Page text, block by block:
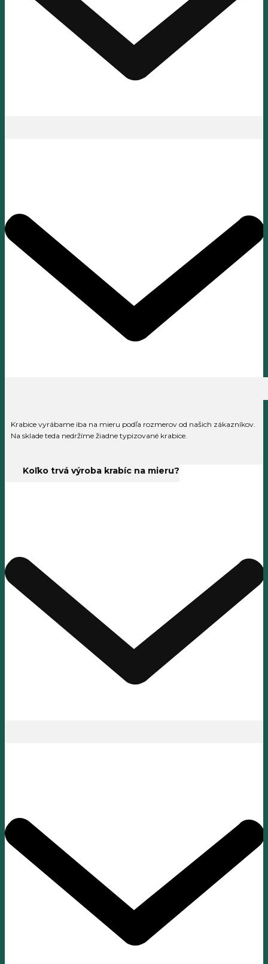
Krabice vyrábame iba na mieru podľa rozmerov od našich zákazníkov.
Na sklade teda nedržíme žiadne typizované krabice.
Koľko trvá výroba krabíc na mieru?